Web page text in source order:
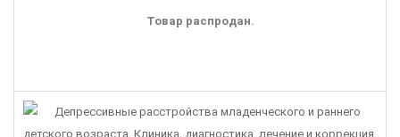
Товар распродан.